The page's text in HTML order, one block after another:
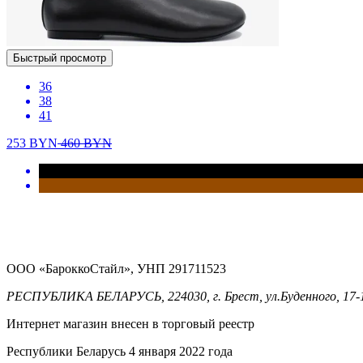
Быстрый просмотр
36
38
41
253 BYN460BYN
ООО «БароккоСтайл», УНП 291711523
РЕСПУБЛИКА БЕЛАРУСЬ, 224030, г. Брест, ул.Буденного, 17-
Интернет магазин внесен в торговый реестр
Республики Беларусь 4 января 2022 года